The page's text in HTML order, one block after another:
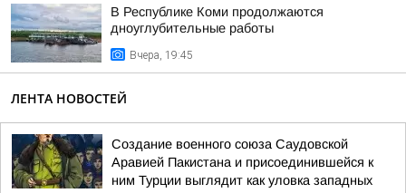
В Республике Коми продолжаются
дноуглубительные работы
Вчера, 19:45
ЛЕНТА НОВОСТЕЙ
Создание военного союза Саудовской
Аравией Пакистана и присоединившейся к
ним Турции выглядит как уловка западных